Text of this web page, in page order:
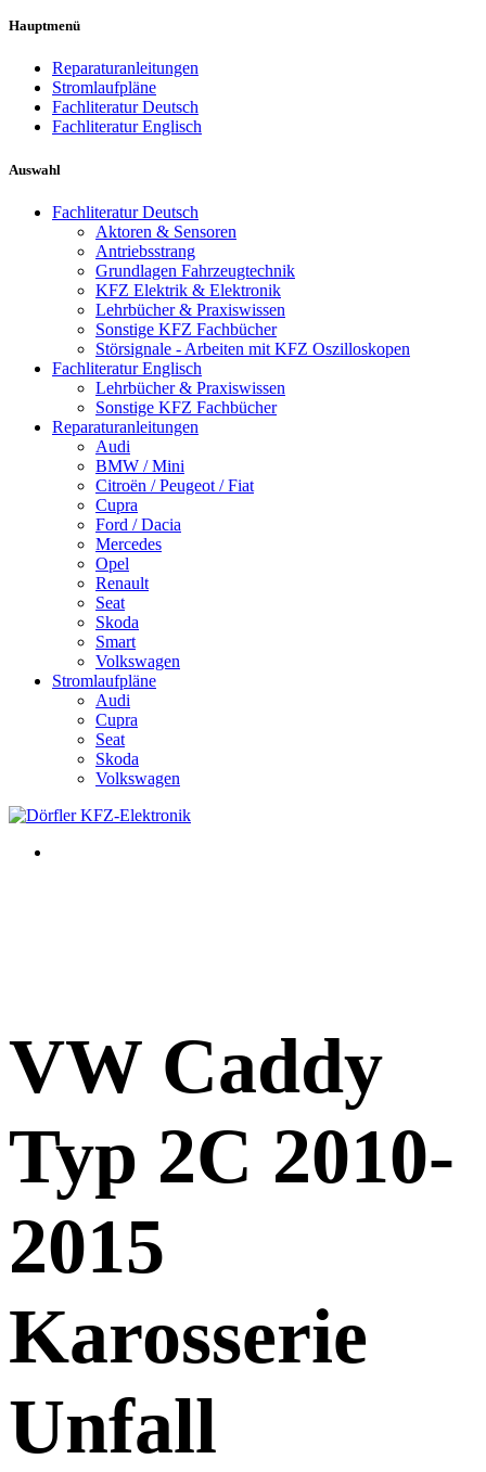
Hauptmenü
Reparaturanleitungen
Stromlaufpläne
Fachliteratur Deutsch
Fachliteratur Englisch
Auswahl
Fachliteratur Deutsch
Aktoren & Sensoren
Antriebsstrang
Grundlagen Fahrzeugtechnik
KFZ Elektrik & Elektronik
Lehrbücher & Praxiswissen
Sonstige KFZ Fachbücher
Störsignale - Arbeiten mit KFZ Oszilloskopen
Fachliteratur Englisch
Lehrbücher & Praxiswissen
Sonstige KFZ Fachbücher
Reparaturanleitungen
Audi
BMW / Mini
Citroën / Peugeot / Fiat
Cupra
Ford / Dacia
Mercedes
Opel
Renault
Seat
Skoda
Smart
Volkswagen
Stromlaufpläne
Audi
Cupra
Seat
Skoda
Volkswagen
VW Caddy
Typ 2C 2010-
2015
Karosserie
Unfall